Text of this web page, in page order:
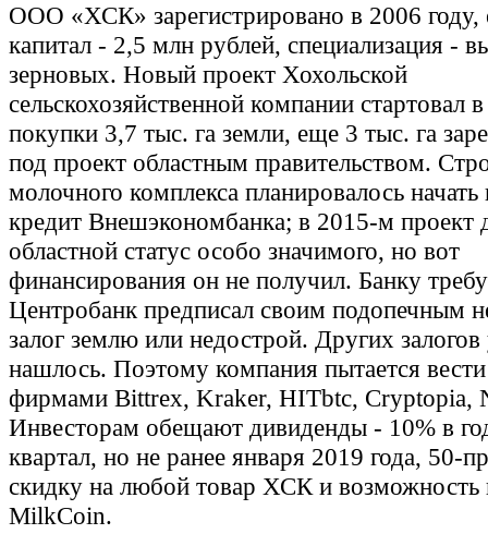
ООО «ХСК» зарегистрировано в 2006 году,
капитал - 2,5 млн рублей, специализация -
зерновых. Новый проект Хохольской
сельскохозяйственной компании стартовал
покупки 3,7 тыс. га земли, еще 3 тыс. га
под проект областным правительством.
молочного комплекса планировалось
кредит Внешэкономбанка; в 2015-м проект
областной статус особо значимого, но вот
финансирования он не получил. Банку
Центробанк предписал своим подопечным
залог землю или недострой. Других
нашлось. Поэтому компания пытается
фирмами Bittrex, Kraker, HITbtc, Cryptopia,
Инвесторам обещают дивиденды - 10% в
квартал, но не ранее января 2019 года, 50-
скидку на любой товар ХСК и возможность
MilkCoin.